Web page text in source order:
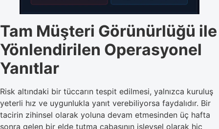
Tam Müşteri Görünürlüğü ile
Yönlendirilen Operasyonel
Yanıtlar
Risk altındaki bir tüccarın tespit edilmesi, yalnızca kuruluş
yeterli hız ve uygunlukla yanıt verebiliyorsa faydalıdır. Bir
tacirin zihinsel olarak yoluna devam etmesinden üç hafta
sonra gelen bir elde tutma çabasının işlevsel olarak hiç